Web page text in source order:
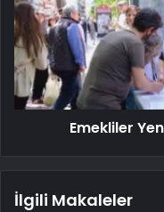
Emekliler
İlgili Makaleler